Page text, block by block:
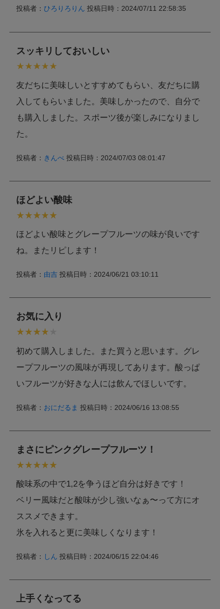
投稿者：ひろりろりん 投稿日時：2024/07/11 22:58:35
スッキリしておいしい
友だちに美味しいとすすめてもらい、友だちに購
入してもらいました。美味しかったので、自分で
も購入しました。スポーツ後が楽しみになりまし
た。
投稿者： きんべ 投稿日時：2024/07/03 08:01:47
ほどよい酸味
ほどよい酸味とグレープフルーツの味が良いです
ね。またリピします！
投稿者： 由吉 投稿日時：2024/06/21 03:10:11
お気に入り
初めて購入しました。また買うと思います。グレ
ープフルーツの風味が再現してあります。酸っぱ
いフルーツが好きな人には飲んでほしいです。
投稿者： おにだるま 投稿日時：2024/06/16 13:08:55
まさにピンクグレープフルーツ！
酸味系の中で1,2を争うほど自分は好きです！
ベリー風味だと酸味が少し強いなぁ〜って方にオ
ススメできます。
氷を入れると更に美味しくなります！
投稿者： しん 投稿日時：2024/06/15 22:04:46
上手くなってる